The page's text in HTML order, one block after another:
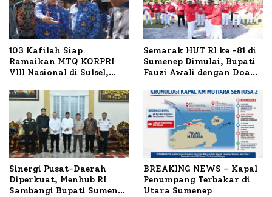
103 Kafilah Siap
Ramaikan MTQ KORPRI
VIII Nasional di Sulsel,
Semarak HUT RI ke -81 di
Sumenep Dimulai, Bupati
Fauzi Awali dengan Doa
Terbakar
Sinergi Pusat-Daerah
Diperkuat, Menhub RI
Sambangi Bupati Sumenep
BREAKING NEWS – Kapal
Penumpang Terbakar di
Utara Sumenep